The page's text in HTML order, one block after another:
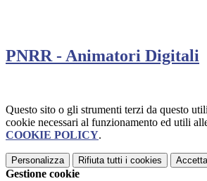
PNRR - Animatori Digitali
Questo sito o gli strumenti terzi da questo
cookie necessari al funzionamento ed utili
COOKIE POLICY.
Personalizza Rifiuta tutti i cookies
Gestione cookie